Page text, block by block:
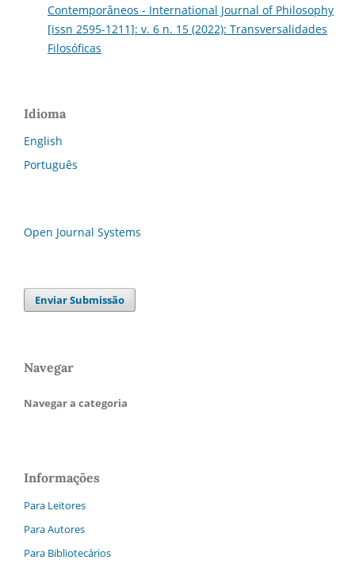
Contemporâneos - International Journal of Philosophy
[issn 2595-1211]: v. 6 n. 15 (2022): Transversalidades
Filosóficas
Idioma
English
Português
Open Journal Systems
Enviar Submissão
Navegar
Navegar a categoria
Informações
Para Leitores
Para Autores
Para Bibliotecários